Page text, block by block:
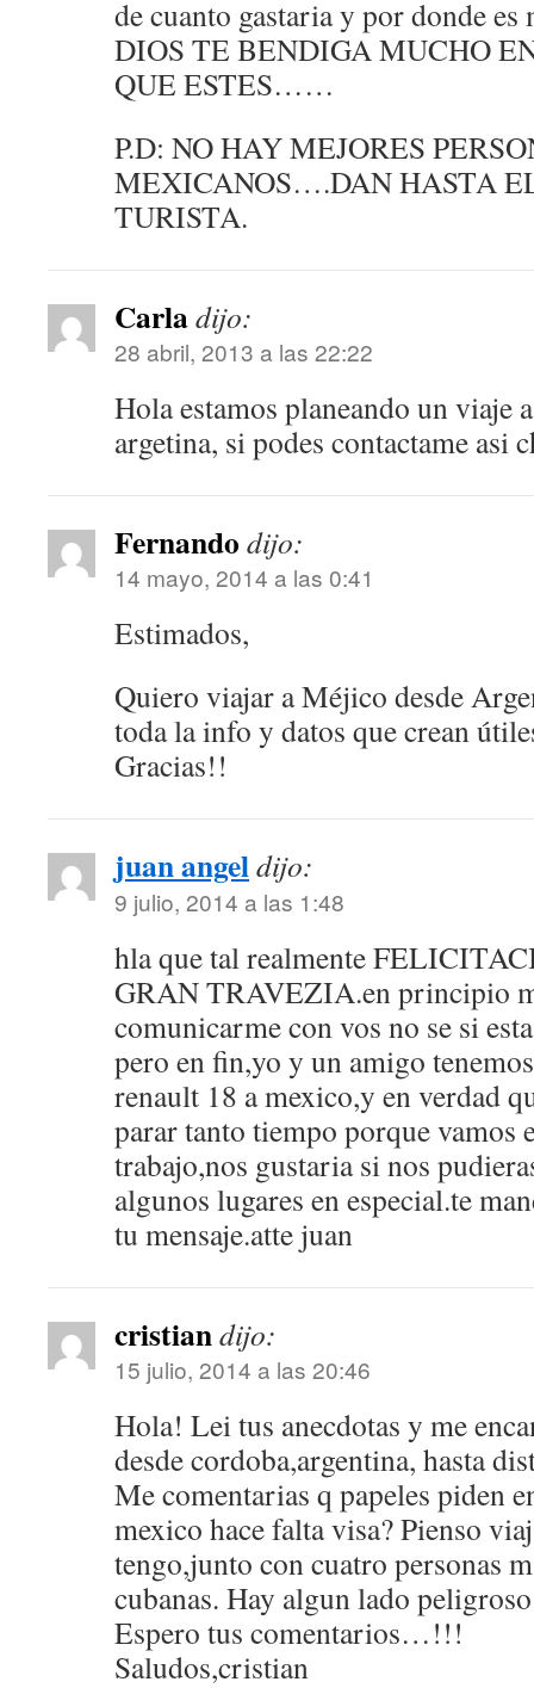
de cuanto gastaria y por donde
DIOS TE BENDIGA MUCHO
QUE ESTES……
P.D: NO HAY MEJORES
MEXICANOS….DAN HASTA
TURISTA.
Carladijo:
28 abril, 2013 a las 22:22
Hola estamos planeando un viaje
argetina, si podes contactame asi
Fernando dijo:
14 mayo, 2014 a las 0:41
Estimados,
Quiero viajar a Méjico desde
toda la info y datos que crean
Gracias!!
juan angeldijo:
9 julio, 2014 a las 1:48
hla que tal realmente
GRAN TRAVEZIA.en principio
comunicarme con vos no se si
pero en fin,yo y un amigo
renault 18 a mexico,y en verdad
parar tanto tiempo porque vamos
trabajo,nos gustaria si nos
algunos lugares en especial.te
tu mensaje.atte juan
cristiandijo:
15 julio, 2014 a las 20:46
Hola! Lei tus anecdotas y me
desde cordoba,argentina, hasta
Me comentarias q papeles piden
mexico hace falta visa? Pienso
tengo,junto con cuatro personas
cubanas. Hay algun lado
Espero tus comentarios…!!!
Saludos,cristian